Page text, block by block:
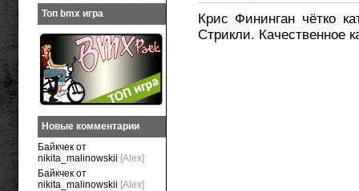
Крис Фининган чётко
Стрикли. Качественное
Топ bmx игра
Новые комментарии
Байкчек от
nikita_malinowskii [Alex]
Байкчек от
nikita_malinowskii [Alex]